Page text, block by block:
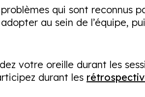
qui sont reconnus
au sein de l’équipe,
votre oreille durant les
durant les